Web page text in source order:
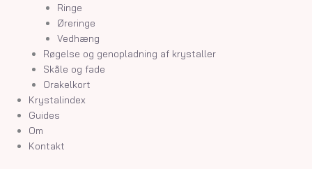
Ringe
Øreringe
Vedhæng
Røgelse og genopladning af krystaller
Skåle og fade
Orakelkort
Krystalindex
Guides
Om
Kontakt